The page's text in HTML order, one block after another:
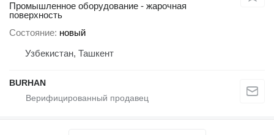
Промышленное оборудование - жарочная
поверхность
Состояние новый
Узбекистан, Ташкент
BURHAN